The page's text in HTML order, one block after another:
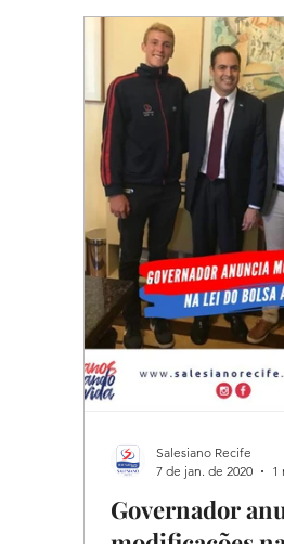
Pastoral Esportes
Pedagógico
Governador
Salesiano Recife
7 de jan. de 2020
1